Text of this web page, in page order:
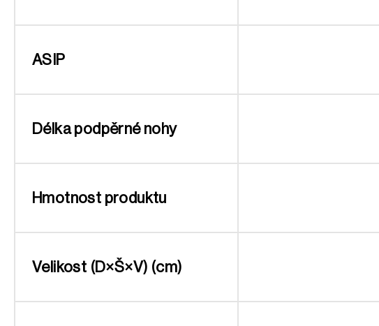
ASIP
Délka podpěrné nohy
Hmotnost produktu
Velikost (D×Š×V) (cm)